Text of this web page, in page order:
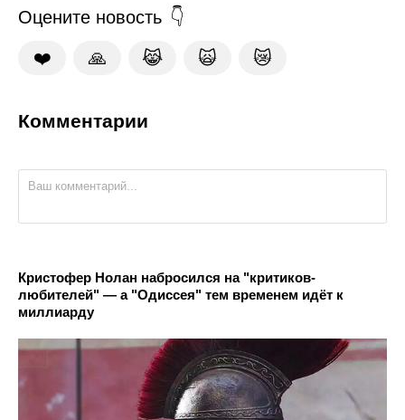
Оцените новость
❤️ 🙏 😹 🙀 😿
Комментарии
Кристофер Нолан набросился на "критиков-
любителей" — а "Одиссея" тем временем идёт к
миллиарду